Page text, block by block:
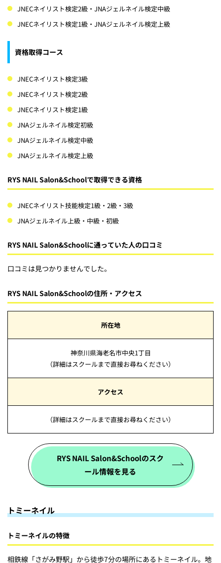
JNECネイリスト検定2級・JNAジェルネイル検定中級
JNECネイリスト検定1級・JNAジェルネイル検定上級
資格取得コース
JNECネイリスト検定3級
JNECネイリスト検定2級
JNECネイリスト検定1級
JNAジェルネイル検定初級
JNAジェルネイル検定中級
JNAジェルネイル検定上級
RYS NAIL Salon&Schoolで取得できる資格
JNECネイリスト技能検定1級・2級・3級
JNAジェルネイル上級・中級・初級
RYS NAIL Salon&Schoolに通っていた人の口コミ
口コミは見つかりませんでした。
RYS NAIL Salon&Schoolの住所・アクセス
所在地
神奈川県海老名市中央1丁目
（詳細はスクールまで直接お尋ねください）
アクセス
（詳細はスクールまで直接お尋ねください）
RYS NAIL Salon&Schoolのスク
ール情報を見る
トミーネイル
トミーネイルの特徴
相鉄線「さがみ野駅」から徒歩7分の場所にあるトミーネイル。地